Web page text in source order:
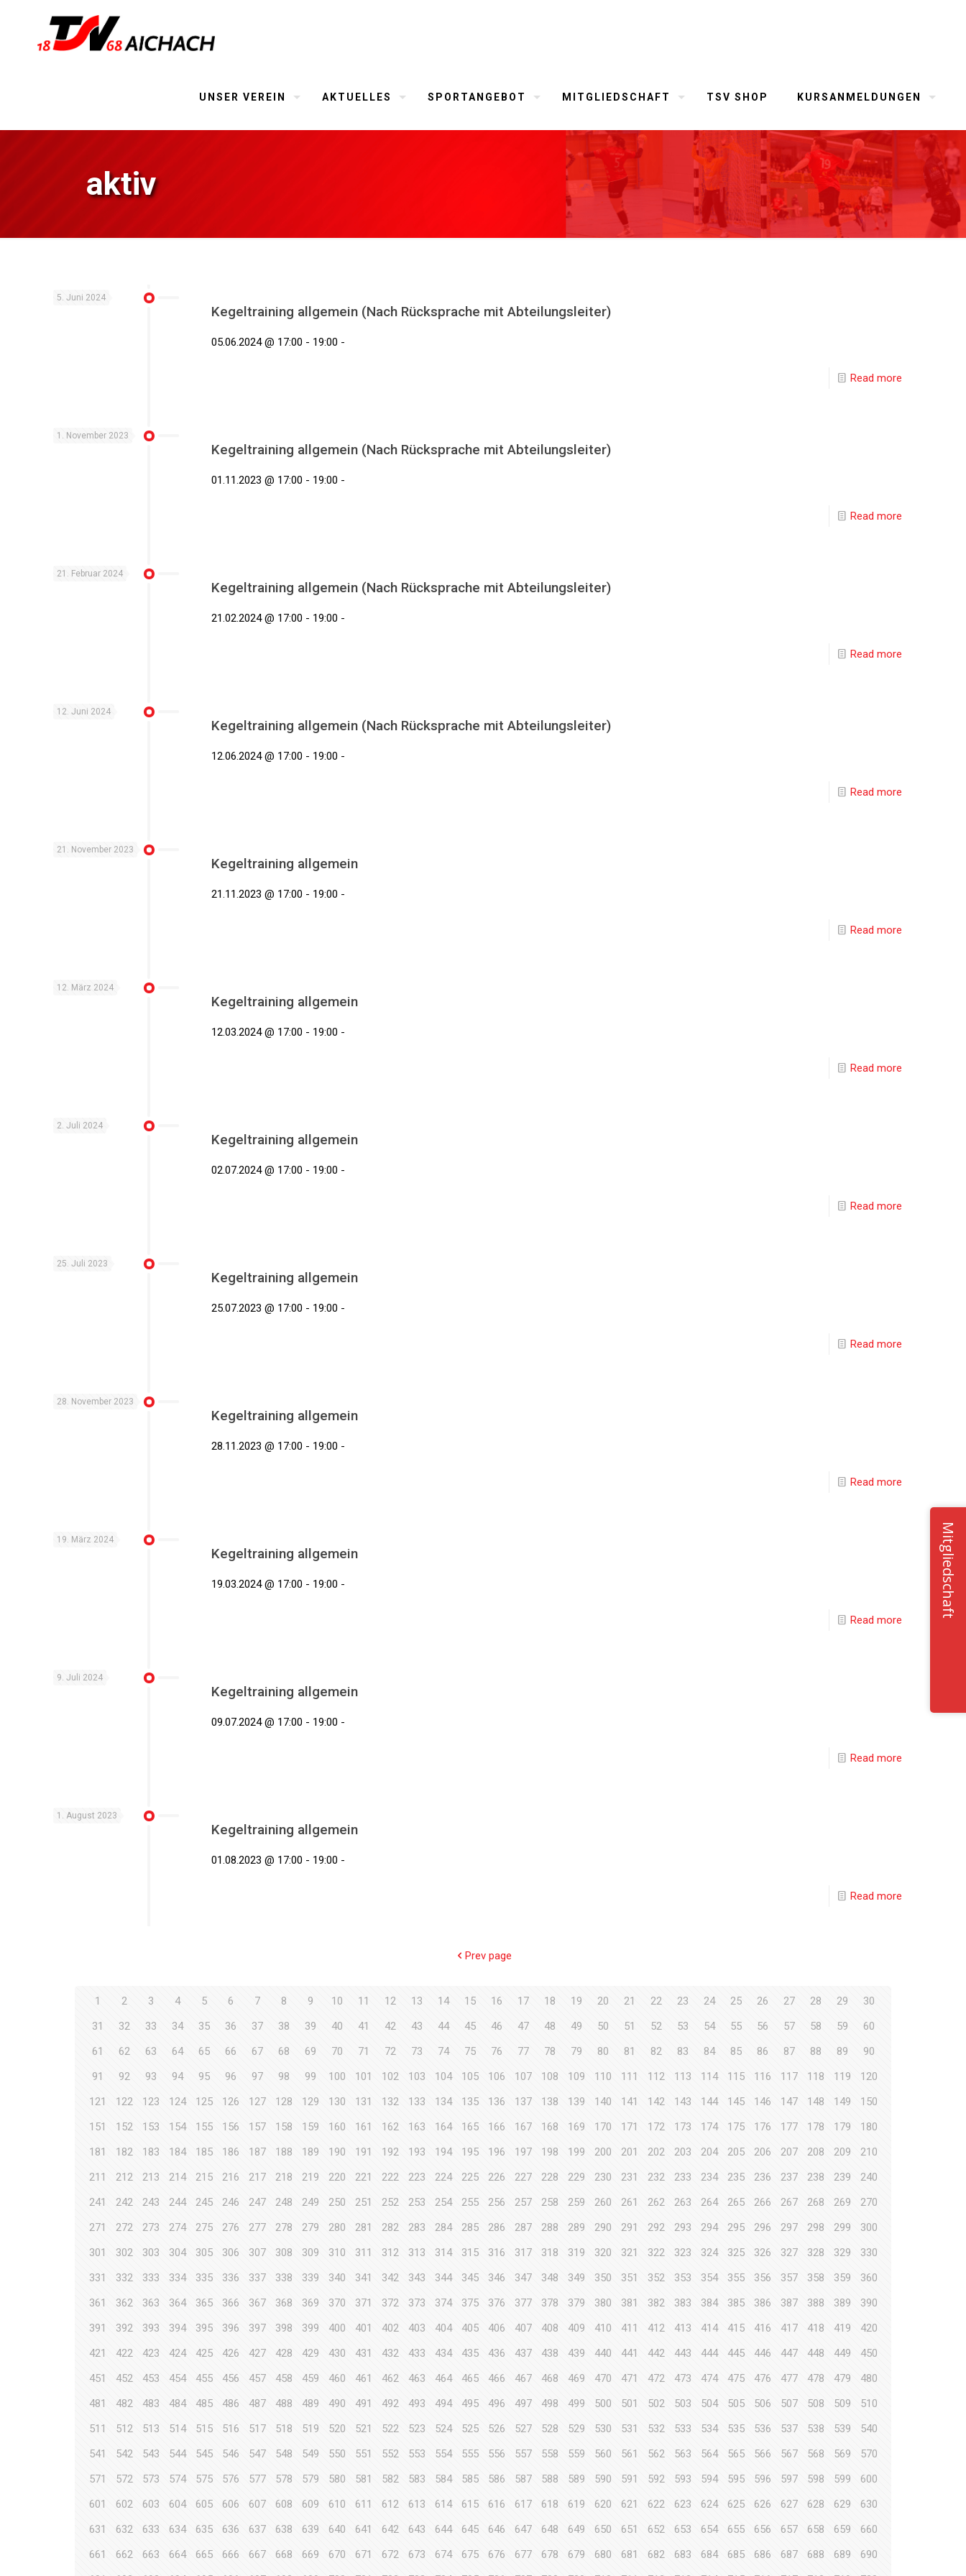
UNSER VEREIN AKTUELLES SPORTANGEBOT MITGLIEDSCHAFT TSV SHOP KURSANMELDUNGEN
aktiv
5. Juni 2024
Kegeltraining allgemein (Nach Rücksprache mit Abteilungsleiter)
05.06.2024 @ 17:00 - 19:00 -
Read more
1. November 2023
Kegeltraining allgemein (Nach Rücksprache mit Abteilungsleiter)
01.11.2023 @ 17:00 - 19:00 -
Read more
21. Februar 2024
Kegeltraining allgemein (Nach Rücksprache mit Abteilungsleiter)
21.02.2024 @ 17:00 - 19:00 -
Read more
12. Juni 2024
Kegeltraining allgemein (Nach Rücksprache mit Abteilungsleiter)
12.06.2024 @ 17:00 - 19:00 -
Read more
21. November 2023
Kegeltraining allgemein
21.11.2023 @ 17:00 - 19:00 -
Read more
12. März 2024
Kegeltraining allgemein
12.03.2024 @ 17:00 - 19:00 -
Read more
2. Juli 2024
Kegeltraining allgemein
02.07.2024 @ 17:00 - 19:00 -
Read more
25. Juli 2023
Kegeltraining allgemein
25.07.2023 @ 17:00 - 19:00 -
Read more
28. November 2023
Kegeltraining allgemein
28.11.2023 @ 17:00 - 19:00 -
Read more
19. März 2024
Kegeltraining allgemein
19.03.2024 @ 17:00 - 19:00 -
Read more
9. Juli 2024
Kegeltraining allgemein
09.07.2024 @ 17:00 - 19:00 -
Read more
1. August 2023
Kegeltraining allgemein
01.08.2023 @ 17:00 - 19:00 -
Read more
Prev page
1 2 3 4 5 6 7 8 9 10 11 12 13 14 15 16 17 18 19 20 21 22 23 24 25 26 27 28 29
30
31
32 33 34 35 36 37 38 39 40 41 42 43 44 45 46 47 48 49 50 51 52 53 54 55 56 57 58 59
60
61
62 63 64 65 66 67 68 69 70 71 72 73 74 75 76 77 78 79 80 81 82 83 84 85 86 87 88 89
90
91
92 93 94 95 96 97 98 99 100 101 102 103 104 105 106 107 108 109 110 111 112 113 114 115 116 117 118 119
120
121
122 123 124 125 126 127 128 129 130 131 132 133 134 135 136 137 138 139 140 141 142 143 144 145 146 147 148 149
150
151
152 153 154 155 156 157 158 159 160 161 162 163 164 165 166 167 168 169 170 171 172 173 174 175 176 177 178 179
180
181
182 183 184 185 186 187 188 189 190 191 192 193 194 195 196 197 198 199 200 201 202 203 204 205 206 207 208 209
210
211
212 213 214 215 216 217 218 219 220 221 222 223 224 225 226 227 228 229 230 231 232 233 234 235 236 237 238 239
240
241
242 243 244 245 246 247 248 249 250 251 252 253 254 255 256 257 258 259 260 261 262 263 264 265 266 267 268 269
270
271
272 273 274 275 276 277 278 279 280 281 282 283 284 285 286 287 288 289 290 291 292 293 294 295 296 297 298 299
300
301
302 303 304 305 306 307 308 309 310 311 312 313 314 315 316 317 318 319 320 321 322 323 324 325 326 327 328 329
330
331
332 333 334 335 336 337 338 339 340 341 342 343 344 345 346 347 348 349 350 351 352 353 354 355 356 357 358 359
360
361
362 363 364 365 366 367 368 369 370 371 372 373 374 375 376 377 378 379 380 381 382 383 384 385 386 387 388 389
390
391
392 393 394 395 396 397 398 399 400 401 402 403 404 405 406 407 408 409 410 411 412 413 414 415 416 417 418 419
420
421
422 423 424 425 426 427 428 429 430 431 432 433 434 435 436 437 438 439 440 441 442 443 444 445 446 447 448 449
450
451
452 453 454 455 456 457 458 459 460 461 462 463 464 465 466 467 468 469 470 471 472 473 474 475 476 477 478 479
480
481
482 483 484 485 486 487 488 489 490 491 492 493 494 495 496 497 498 499 500 501 502 503 504 505 506 507 508 509
510
511
512 513 514 515 516 517 518 519 520 521 522 523 524 525 526 527 528 529 530 531 532 533 534 535 536 537 538 539
540
541
542 543 544 545 546 547 548 549 550 551 552 553 554 555 556 557 558 559 560 561 562 563 564 565 566 567 568 569
570
571
572 573 574 575 576 577 578 579 580 581 582 583 584 585 586 587 588 589 590 591 592 593 594 595 596 597 598 599
600
601
602 603 604 605 606 607 608 609 610 611 612 613 614 615 616 617 618 619 620 621 622 623 624 625 626 627 628 629
630
631
632 633 634 635 636 637 638 639 640 641 642 643 644 645 646 647 648 649 650 651 652 653 654 655 656 657 658 659
660
661
662 663 664 665 666 667 668 669 670 671 672 673 674 675 676 677 678 679 680 681 682 683 684 685 686 687 688 689
690
Mitgliedschaft